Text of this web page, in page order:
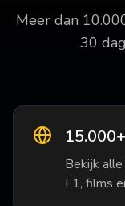
Meer dan
30
Bekijk
F1, films